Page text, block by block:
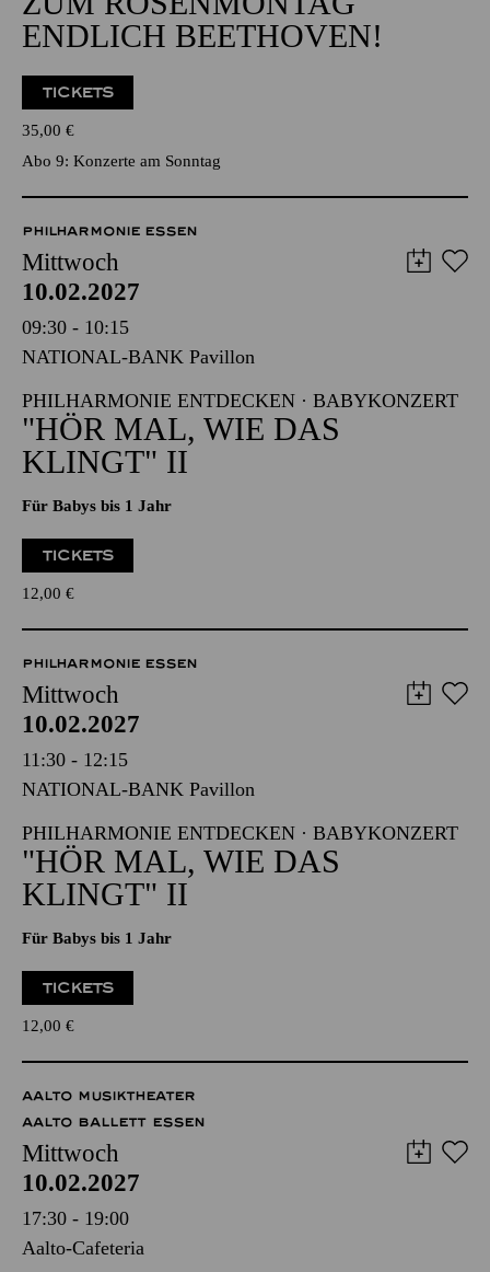
BEETHOVEN-JUBILÄUM 2027 ·
ENTERTAINMENT
ZUM ROSENMONTAG
ENDLICH BEETHOVEN!
TICKETS
35,00€
Abo 9: Konzerte am Sonntag
PHILHARMONIE ESSEN
Mittwoch
10.02.2027
09:30 - 10:15
NATIONAL-BANK Pavillon
PHILHARMONIE ENTDECKEN · BABYKONZERT
"HÖR MAL, WIE DAS
Für Babys bis 1 Jahr
12,00€
PHILHARMONIE ESSEN
Mittwoch
10.02.2027
11:30 - 12:15
NATIONAL-BANK Pavillon
PHILHARMONIE ENTDECKEN · BABYKONZERT
"HÖR MAL, WIE DAS
Für Babys bis 1 Jahr
12,00€
AALTO MUSIKTHEATER
AALTO BALLETT ESSEN
Mittwoch
10.02.2027